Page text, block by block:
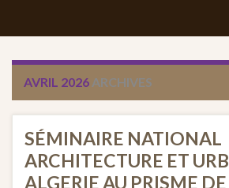
AVRIL 2026 ARCHIVES
SÉMINAIRE NATIONAL
ARCHITECTURE ET
ALGERIE AU PRISME